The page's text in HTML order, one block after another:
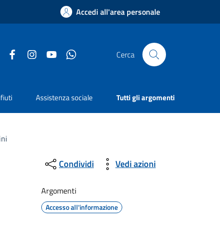
Accedi all'area personale
Facebook InstagramYouTube Cerca
Assistenza sociale Tutti gli argomenti
Condividi Vedi azioni
Argomenti
Accesso all'informazione